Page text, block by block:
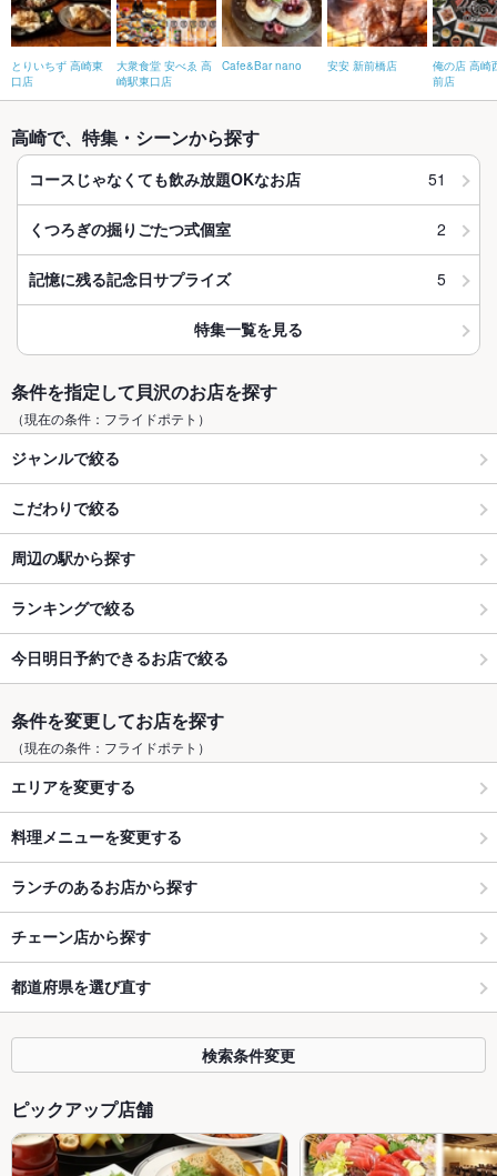
とりいちず 高崎東
口店
大衆食堂 安べゑ 高
崎駅東口店
Cafe&Bar nano 安安 新前橋店
俺の店 高崎
前店
高崎で、特集・シーンから探す
コースじゃなくても飲み放題OKなお店 51
くつろぎの掘りごたつ式個室 2
記憶に残る記念日サプライズ 5
特集一覧を見る
条件を指定して貝沢のお店を探す
（現在の条件：フライドポテト）
ジャンルで絞る
こだわりで絞る
周辺の駅から探す
ランキングで絞る
今日明日予約できるお店で絞る
条件を変更してお店を探す
（現在の条件：フライドポテト）
エリアを変更する
料理メニューを変更する
ランチのあるお店から探す
チェーン店から探す
都道府県を選び直す
検索条件変更
ピックアップ店舗